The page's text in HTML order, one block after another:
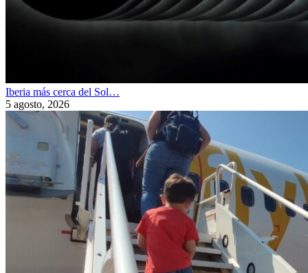
Iberia más cerca del Sol…
5 agosto, 2026